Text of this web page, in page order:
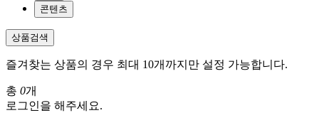
콘텐츠
상품검색
즐겨찾는 상품의 경우 최대 10개까지만 설정 가능합니다.
총 0개
로그인을 해주세요.